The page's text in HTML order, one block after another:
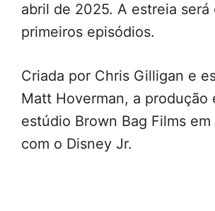
abril de 2025. A estreia será
primeiros episódios.
Criada por Chris Gilligan e
Matt Hoverman, a produção
estúdio Brown Bag Films em
com o Disney Jr.